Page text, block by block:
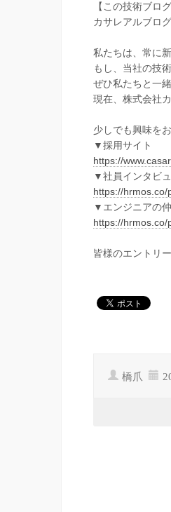
【この技術ブロ
カサレアルブロ
私たちは、常に
もし、当社の技
ぜひ私たちと一
現在、株式会社
少しでも興味を
▼採用サイト
https://
▼社員インタビ
https://hrmos.co/
▼エンジニアの
https://
皆様のエントリ
橋爪